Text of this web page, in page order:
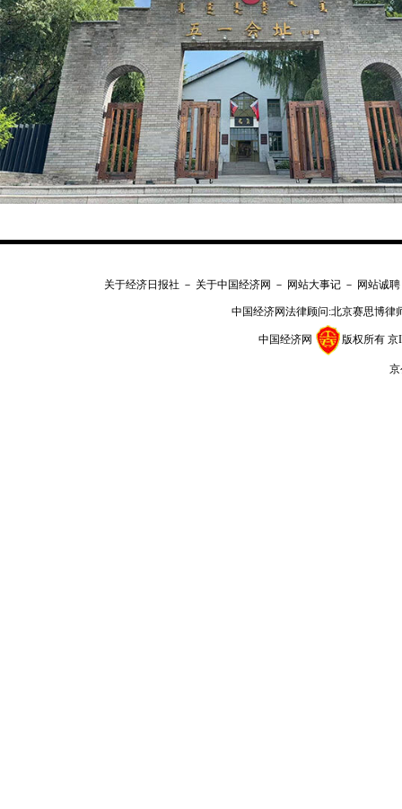
关于经济日报社 － 关于中国经济网 － 网站大事记 － 网站诚聘
中国经济网法律顾问:北京赛思博
中国经济网 版权所有京
京